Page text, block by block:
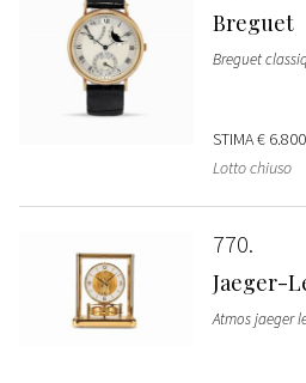
Breguet
Breguet
STIMA€
Lotto chiuso
770
Jaeger-
Atmos jaeger